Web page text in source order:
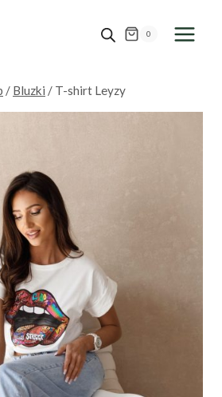
0
/ Bluzki / T-shirt Leyzy